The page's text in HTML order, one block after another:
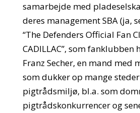
samarbejde med
deres management SBA (ja,
“The Defenders Official Fan
CADILLAC”, som fanklubben
Franz Secher, en mand med
som dukker op mange
pigtrådsmiljø, bl.a. som
pigtrådskonkurrencer og